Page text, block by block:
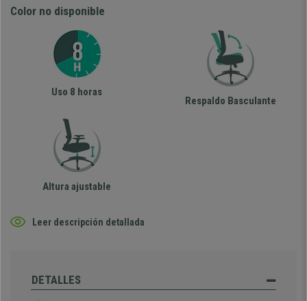
Color no disponible
Uso 8 horas
Respaldo Basculante
Altura ajustable
Leer descripción detallada
DETALLES